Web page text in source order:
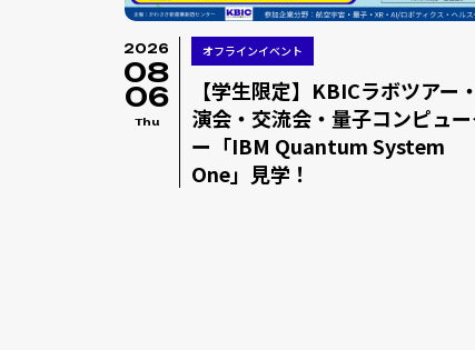
2026
08
06
Thu
オフラインイベント
【学生限定】KBICラボツアー
演会・交流会・量子コンピュー
ー「IBM Quantum System
One」見学！